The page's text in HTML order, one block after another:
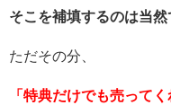
そこを補填するのは当然
ただその分、
「特典だけでも売ってく